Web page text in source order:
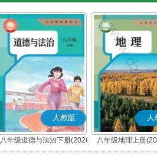
人教版
八年级道德与法治下册(2026
春版)(部编版)
人
八年级地理上册